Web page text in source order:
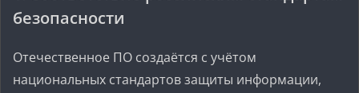
безопасности
Отечественное ПО создаётся с учётом
национальных стандартов защиты информации,